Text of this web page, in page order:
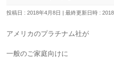
投稿日 : 2018年4月8日 最終更新日時 :
アメリカのプラチナム社が
一般のご家庭向けに